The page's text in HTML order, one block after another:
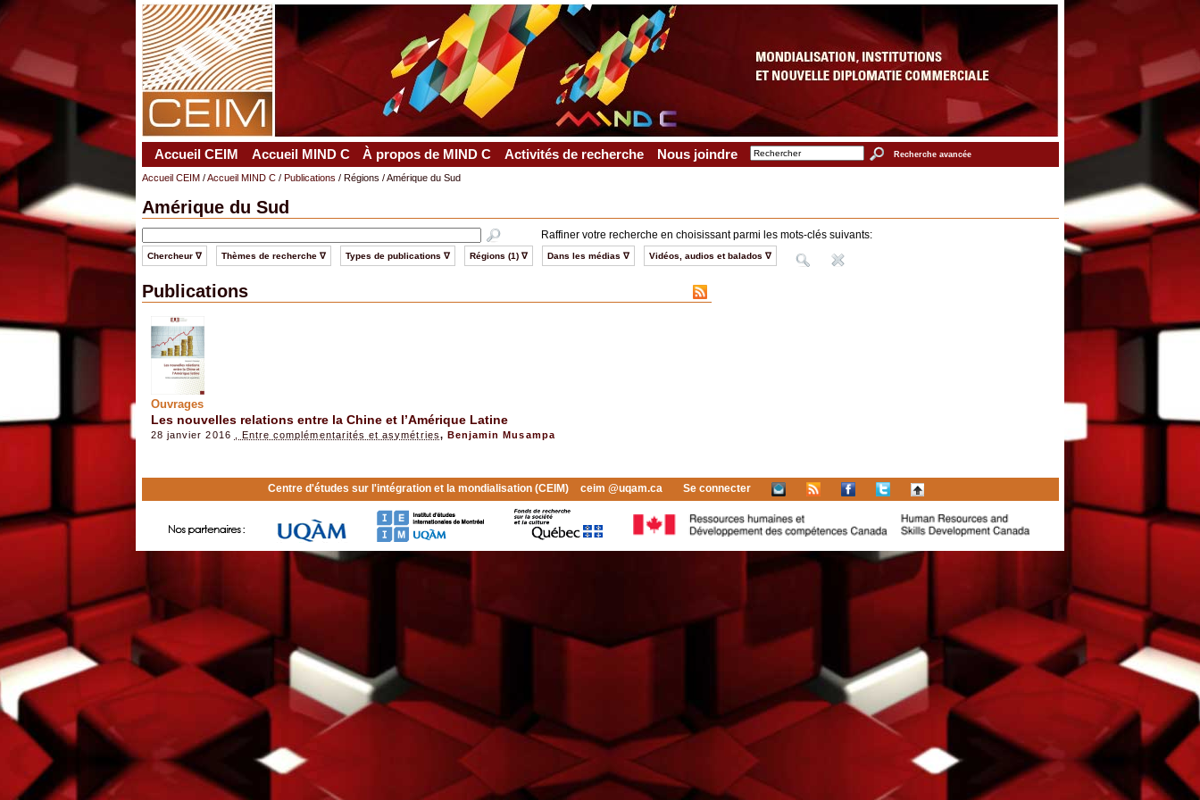
Accueil CEIM Accueil MIND C À propos de MIND C Activités de recherche Nous joindre Recherche avancée
Accueil CEIM/Accueil MIND C/ Publications / Régions / Amérique du Sud
Amérique du Sud
Raffiner votre recherche en choisissant parmi les mots-clés suivants:
Chercheur ∇ Thèmes de recherche ∇ Types de publications ∇ Régions (1) ∇ Dans les médias ∇ Vidéos, audios et balados ∇
Publications
Ouvrages
Les nouvelles relations entre la Chine et l’Amérique Latine
28 janvier 2016 , Entre complémentarités et asymétries, Benjamin Musampa
Centre d'études sur l'intégration et la mondialisation (CEIM) ceim @uqam.ca Se connecter